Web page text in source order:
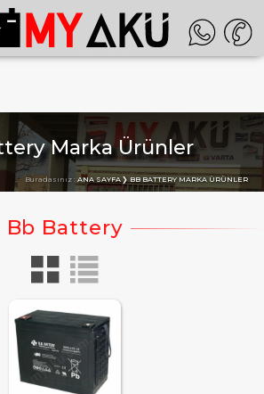
key "HTTP_ACCEPT_LANGUAGE" in
inc_m.php
on line 140
Buradasınız : BB BATTERY MARKA ÜRÜNLER
ANA SAYFA
Marka Ürünler